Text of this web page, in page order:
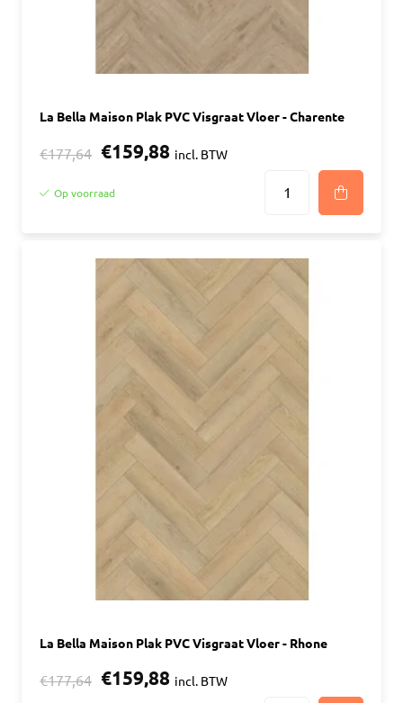
La Bella Maison Plak PVC Visgraat Vloer - Charente
€177,64 €159,88 incl. BTW
Op voorraad
La Bella Maison Plak PVC Visgraat Vloer - Rhone
€177,64 €159,88 incl. BTW